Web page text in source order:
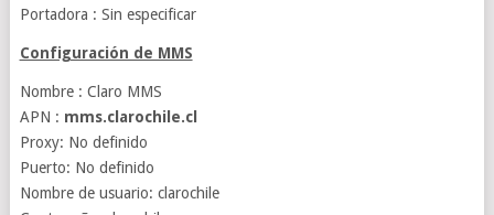
Portadora : Sin especificar
Configuración de MMS
Nombre : Claro MMS
APN : mms.clarochile.cl
Proxy: No definido
Puerto: No definido
Nombre de usuario: clarochile